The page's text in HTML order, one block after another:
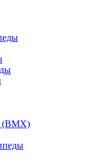
(BMX)